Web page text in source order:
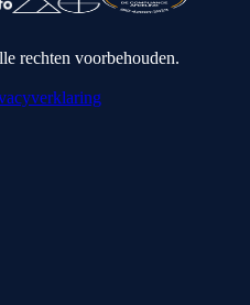
rechten voorbehouden.